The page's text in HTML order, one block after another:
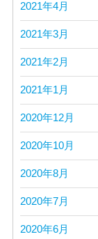
2021年4月
2021年3月
2021年2月
2021年1月
2020年12月
2020年10月
2020年8月
2020年7月
2020年6月